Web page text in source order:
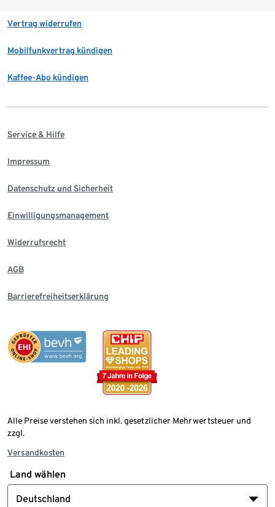
Vertrag widerrufen
Mobilfunkvertrag kündigen
Kaffee-Abo kündigen
Service & Hilfe
Impressum
Datenschutz und Sicherheit
Einwilligungsmanagement
Widerrufsrecht
AGB
Barrierefreiheitserklärung
Alle Preise verstehen sich inkl. gesetzlicher Mehrwertsteuer und
zzgl.
Versandkosten
Land wählen
Deutschland